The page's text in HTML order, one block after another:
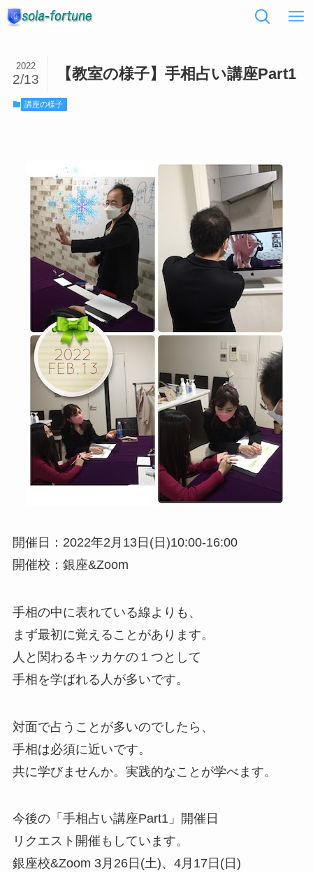
【教室の様子】手相占い講座Part1
2022
2/13
講座の様子
開催日：2022年2月13日(日)10:00-16:00
開催校：銀座&Zoom
手相の中に表れている線よりも、
まず最初に覚えることがあります。
人と関わるキッカケの１つとして
手相を学ばれる人が多いです。
対面で占うことが多いのでしたら、
手相は必須に近いです。
共に学びませんか。実践的なことが学べます。
今後の「手相占い講座Part1」開催日
リクエスト開催もしています。
銀座校&Zoom 3月26日(土)、4月17日(日)